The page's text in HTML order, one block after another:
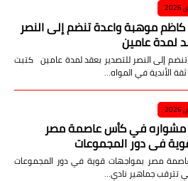
موهبة واعدة تنضم إلى النصر
لمدة عامين
إلى النصر للتصدير بعقد لمدة عامين كتبت
الأندية في المواه…
مشواره في كأس عاصمة مصر
في دور المجموعات
مصر بمواجهات قوية في دور المجموعات
تترقب جماهير نادي…